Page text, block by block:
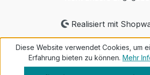
Realisiert mit
Diese Website verwendet Cookies, um
Erfahrung bieten zu können. Mehr